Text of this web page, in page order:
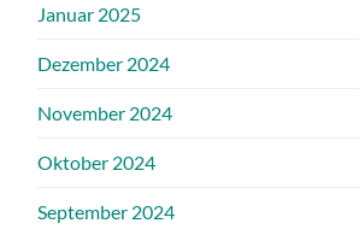
Januar 2025
Dezember 2024
November 2024
Oktober 2024
September 2024